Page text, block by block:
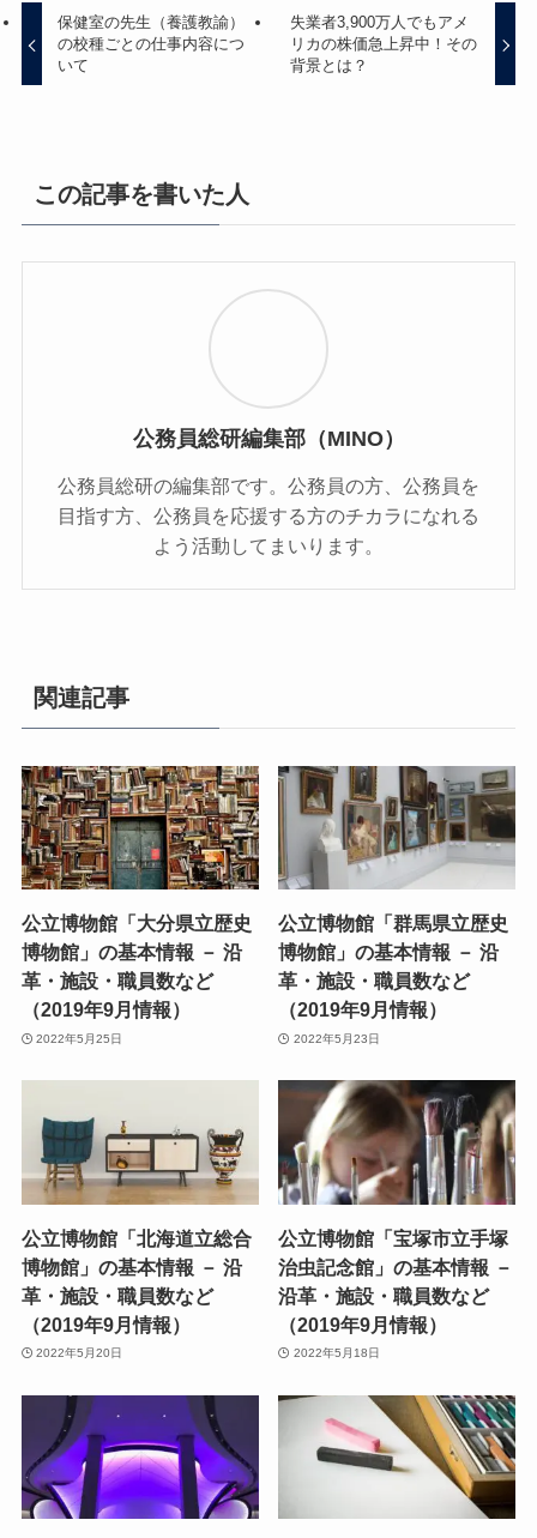
保健室の先生（養護教諭）
の校種ごとの仕事内容につ
いて
失業者3,900万人でもアメ
リカの株価急上昇中！その
背景とは？
この記事を書いた人
公務員総研編集部（MINO）
公務員総研の編集部です。公務員の方、公務員を
目指す方、公務員を応援する方のチカラになれる
よう活動してまいります。
関連記事
公立博物館「大分県立歴史
博物館」の基本情報 － 沿
革・施設・職員数など
（2019年9月情報）
2022年5月25日
公立博物館「群馬県立歴史
博物館」の基本情報 － 沿
革・施設・職員数など
（2019年9月情報）
2022年5月23日
公立博物館「北海道立総合
博物館」の基本情報 － 沿
革・施設・職員数など
（2019年9月情報）
2022年5月20日
公立博物館「宝塚市立手塚
治虫記念館」の基本情報 －
沿革・施設・職員数など
（2019年9月情報）
2022年5月18日